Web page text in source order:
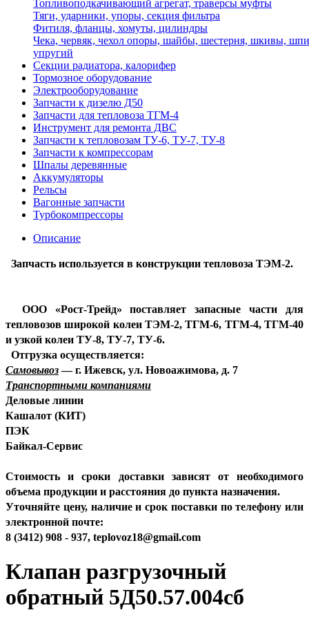
Топливоподкачивающий агрегат, траверсы муфты
Тяги, ударники, упоры, секция фильтра
Фитиля, фланцы, хомуты, цилиндры
Чека, червяк, чехол опоры, шайбы, шестерня, шкивы,
упругий
Секции радиатора, калорифер
Тормозное оборудование
Электрооборудование
Запчасти к дизелю Д50
Запчасти для тепловоза ТГМ-4
Инструмент для ремонта ДВС
Запчасти к тепловозам ТУ-6, ТУ-7, ТУ-8
Запчасти к компрессорам
Шпалы деревянные
Аккумуляторы
Рельсы
Вагонные запчасти
Турбокомпрессоры
Описание
Запчасть используется в конструкции тепловоза ТЭМ-2.
ООО «Рост-Трейд» поставляет запасные части для
тепловозов широкой колеи ТЭМ-2, ТГМ-6, ТГМ-4, ТГМ-40
и узкой колеи ТУ-8, ТУ-7, ТУ-6.
Отгрузка осуществляется:
Самовывоз— г. Ижевск, ул. Новоажимова, д. 7
Транспортными компаниями
Деловые линии
Кашалот (КИТ)
ПЭК
Байкал-Сервис
Стоимость и сроки доставки зависят от необходимого
объема продукции и расстояния до пункта назначения.
Уточняйте цену, наличие и срок поставки по телефону или
электронной почте:
8 (3412) 908 - 937, teplovoz18@gmail.com
Клапан разгрузочный
обратный 5Д50.57.004сб